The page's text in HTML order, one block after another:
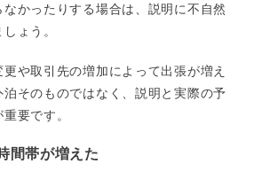
かったりする場合は、説明に不自然
ょう。
や取引先の増加によって出張が増え
そのものではなく、説明と実際の予
要です。
間帯が増えた